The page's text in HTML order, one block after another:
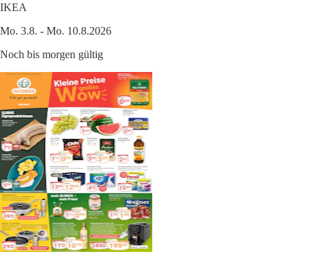
IKEA
Mo. 3.8. - Mo. 10.8.2026
Noch bis morgen gültig